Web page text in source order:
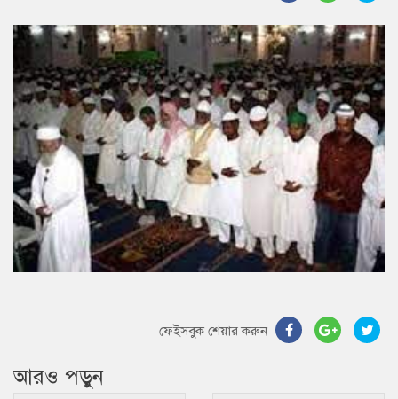
ফেইসবুক শেয়ার করুন
আরও পড়ুন